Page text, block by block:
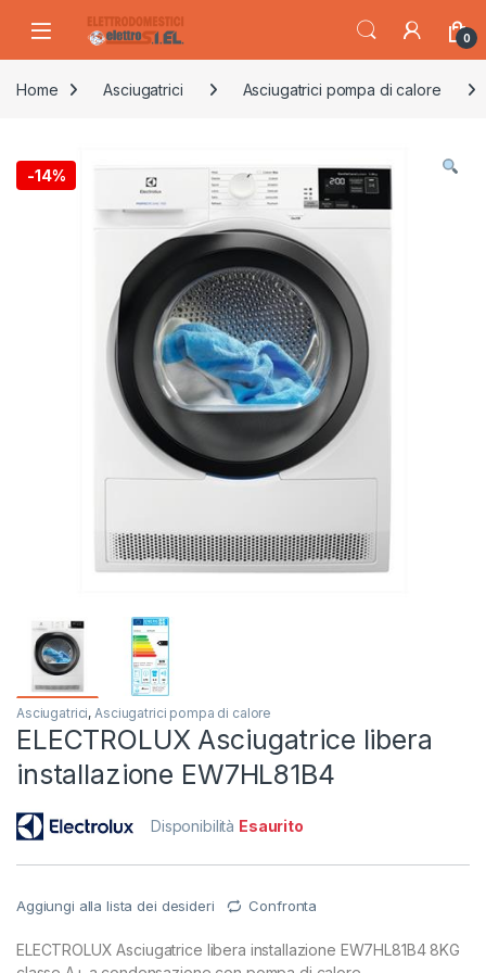
0
Home Asciugatrici Asciugatrici pompa di calore
-14%
Asciugatrici,Asciugatrici pompa di calore
ELECTROLUX Asciugatrice libera
installazione EW7HL81B4
Disponibilità Esaurito
Aggiungi alla lista dei desideri Confronta
ELECTROLUX Asciugatrice libera installazione EW7HL81B4 8KG